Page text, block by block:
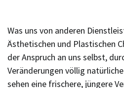
Was uns von anderen
Ästhetischen und Plastischen
der Anspruch an uns selbst,
Veränderungen völlig
sehen eine frischere, jüngere